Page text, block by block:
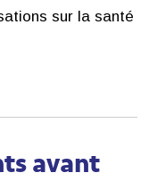
sur la santé
avant